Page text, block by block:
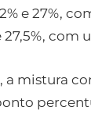
e 27%,
com
mistura